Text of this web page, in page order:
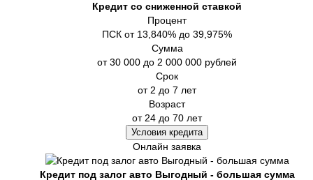
Кредит со сниженной ставкой
Процент
ПСК от 13,840% до 39,975%
Сумма
от 30 000 до 2 000 000 рублей
Срок
от 2 до 7 лет
Возраст
от 24 до 70 лет
Условия кредита
Онлайн заявка
Кредит под залог авто Выгодный - большая сумма